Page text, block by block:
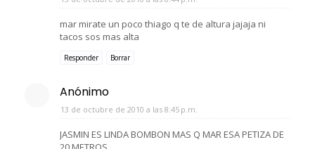
mar mirate un poco thiago q te de altura jajaja ni
tacos sos mas alta
Responder Borrar
Anónimo
13 de octubre de 2010 a las 8:45 p.m.
JASMIN ES LINDA BOMBON MAS Q MAR ESA PETIZA DE